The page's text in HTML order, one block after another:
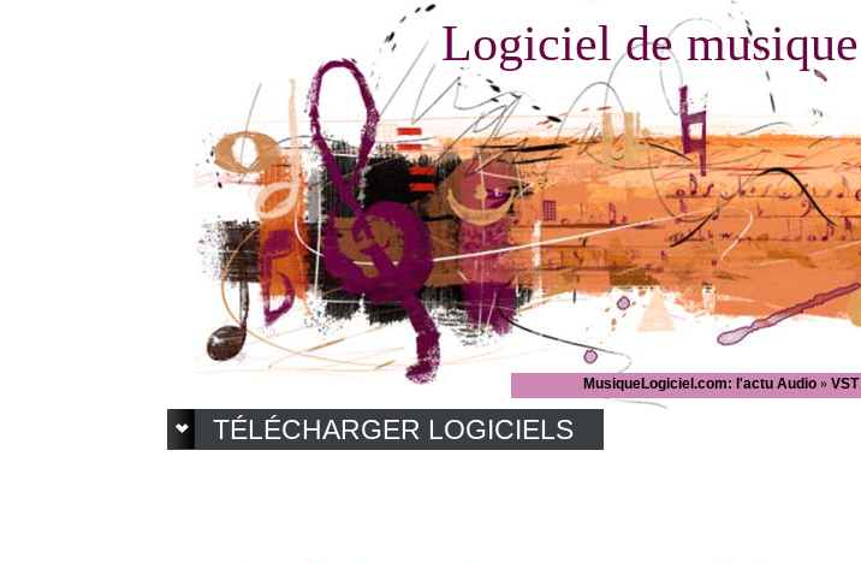
Logiciel de musique
MusiqueLogiciel.com: l'actu Audio » VST
TÉLÉCHARGER LOGICIELS